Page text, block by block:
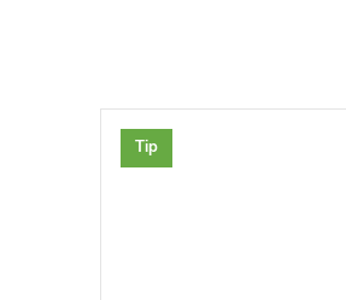
Tip